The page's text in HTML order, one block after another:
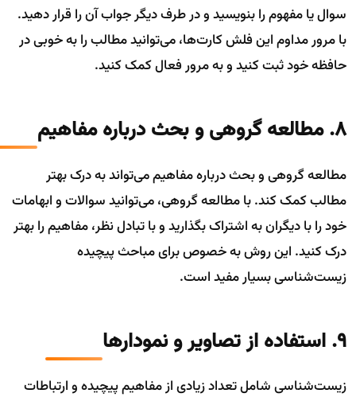
سوال یا مفهوم را بنویسید و در طرف دیگر جواب آن را قرار دهید.
با مرور مداوم این فلش کارت‌ها، می‌توانید مطالب را به خوبی در
حافظه خود ثبت کنید و به مرور فعال کمک کنید.
8. مطالعه گروهی و بحث درباره مفاهیم
مطالعه گروهی و بحث درباره مفاهیم می‌تواند به درک بهتر
مطالب کمک کند. با مطالعه گروهی، می‌توانید سوالات و ابهامات
خود را با دیگران به اشتراک بگذارید و با تبادل نظر، مفاهیم را بهتر
درک کنید. این روش به خصوص برای مباحث پیچیده
زیست‌شناسی بسیار مفید است.
9. استفاده از تصاویر و نمودارها
زیست‌شناسی شامل تعداد زیادی از مفاهیم پیچیده و ارتباطات